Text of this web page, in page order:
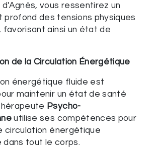
vous ressentirez un
profond des tensions physiques
favorisant ainsi un état de
de la Circulation Énergétique
énergétique fluide est
maintenir un état de santé
Psycho-
utilise ses compétences pour
circulation énergétique
dans tout le corps.